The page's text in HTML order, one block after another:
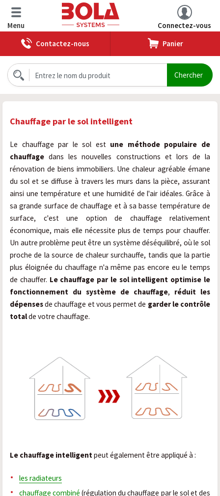
Menu
Connectez-vous
Contactez-nous
Panier
Chauffage par le sol intelligent
Le chauffage par le sol est une méthode populaire de
chauffage dans les nouvelles constructions et lors de la
rénovation de biens immobiliers. Une chaleur agréable émane
du sol et se diffuse à travers les murs dans la pièce, assurant
ainsi une température et une humidité de l'air idéales. Grâce à
sa grande surface de chauffage et à sa basse température de
surface, c'est une option de chauffage relativement
économique, mais elle nécessite plus de temps pour chauffer.
Un autre problème peut être un système déséquilibré, où le sol
proche de la source de chaleur surchauffe, tandis que la partie
plus éloignée du chauffage n'a même pas encore eu le temps
de chauffer. Le chauffage par le sol intelligent optimise le
fonctionnement du système de chauffage, réduit les
dépensesde chauffage et vous permet de garder le contrôle
totalde votre chauffage.
Le chauffage intelligentpeut également être appliqué à :
les radiateurs
chauffage combiné (régulation du chauffage par le sol et des